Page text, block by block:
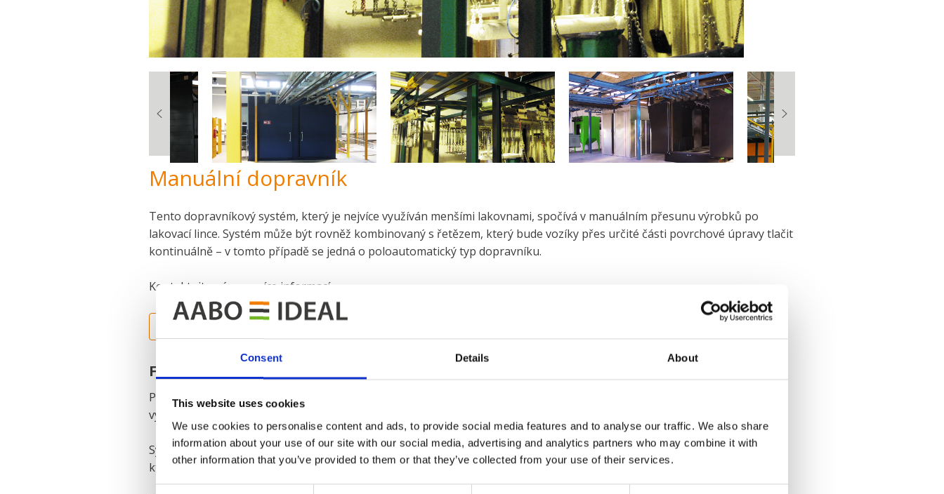
Consent Details About
This website uses cookies
We use cookies to personalise content and ads, to provide social media features and to analyse our traffic. We also share
information about your use of our site with our social media, advertising and analytics partners who may combine it with
other information that you’ve provided to them or that they’ve collected from your use of their services.
Manuální dopravník
Tento dopravníkový systém, který je nejvíce využíván menšími lakovnami, spočívá v manuálním přesunu výrobků po
lakovací lince. Systém může být rovněž kombinovaný s řetězem, který bude vozíky přes určité části povrchové úpravy tlačit
kontinuálně – v tomto případě se jedná o poloautomatický typ dopravníku.
Kontaktujte nás pro více informací.
Funkce
Pro výrobky s hmotností do 2000 kg používáme C-profil, který je osazen po celé délce linky. V případě těžších výrobků
využíváme systém z nosníků ve tvaru I.
Systém je velmi často konstruován s posunovacími kolejemi a rotačními, zdvihacími a ostatními pomocnými zařízeními,
které usnadňují práci operátorům.